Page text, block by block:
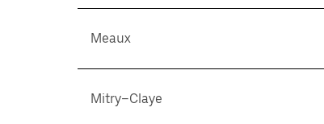
Meaux
Mitry–Claye